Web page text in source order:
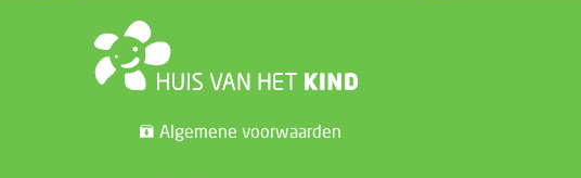
Algemene voorwaarden